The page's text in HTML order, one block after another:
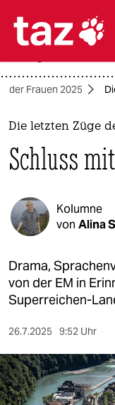

themen
politik
öko
gesellschaft
kultur
sport
nord
wahrheit
der Frauen 2025
Die letzten Züge
Schluss
Kolumne
von Alina
Drama,
von der EM in
Superreichen-
26.7.2025 9:52 Uhr